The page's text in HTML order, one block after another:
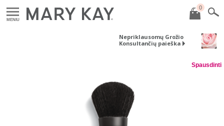
MENIU
0
Nepriklausomų Grožio
Konsultančių paieška
Spausdinti